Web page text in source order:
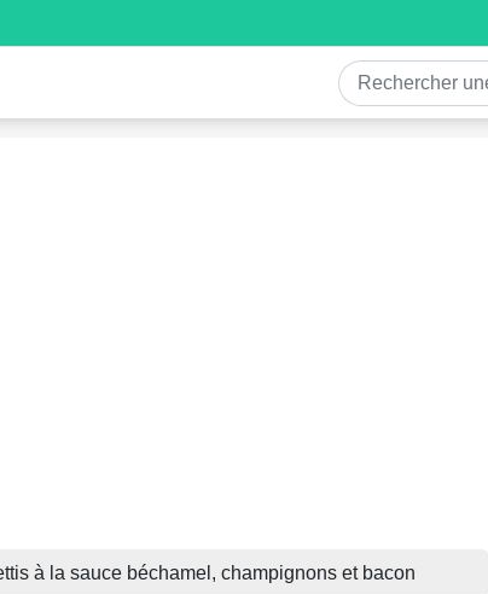
à la sauce béchamel, champignons et bacon